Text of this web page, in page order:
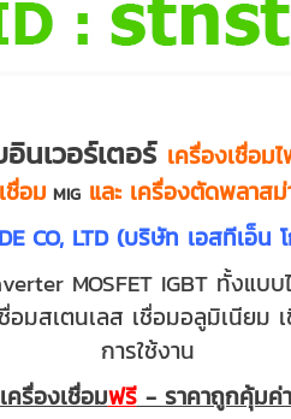
นเวอร์เตอร์ เครื่องเชื่อม
เชื่อม MIGและ เครื่องตัดพลาสม่
CO, LTD (บริษัท เอสทีเอ็
MOSFET IGBT ทั้งแ
มสเตนเลส เชื่อมอลูมิเนีย
การใช้งาน
รื่องเชื่อมฟรี- ราคาถูกคุ้มค่